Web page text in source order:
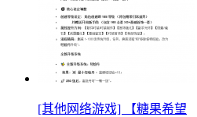
[其他网络游戏] 【糖果希望